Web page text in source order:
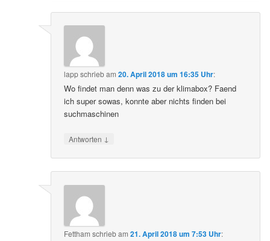
lappschriebam20. April 2018 um 16:35 Uhr:
Wo findet man denn was zu der klimabox? Faend
ich super sowas, konnte aber nichts finden bei
suchmaschinen
Antworten ↓
Fettham schriebam21. April 2018 um 7:53 Uhr: